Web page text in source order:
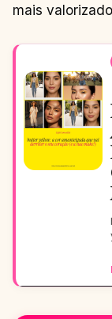
mais